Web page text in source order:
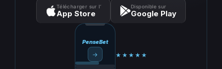
Télécharger sur l’
App Store
Disponible sur
Google Play
PenseBet
→ ★★★★★